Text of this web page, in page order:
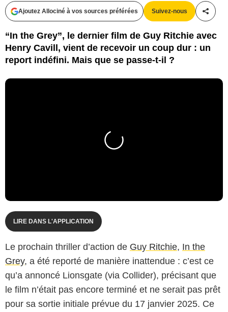
Ajoutez Allociné à vos sources préférées Suivez-nous
“In the Grey”, le dernier film de Guy Ritchie avec
Henry Cavill, vient de recevoir un coup dur : un
report indéfini. Mais que se passe-t-il ?
LIRE DANS L'APPLICATION
Le prochain thriller d’action de Guy Ritchie, In the
Grey, a été reporté de manière inattendue : c’est ce
qu’a annoncé Lionsgate (via Collider), précisant que
le film n’était pas encore terminé et ne serait pas prêt
pour sa sortie initiale prévue du 17 janvier 2025. Ce